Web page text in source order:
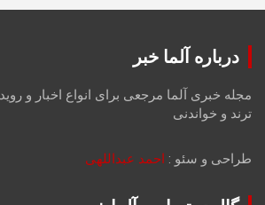
درباره آلما خبر
مجله خبری آلما مرجعی برای انواع اخبار و
ترند و خواندنی
طراحی و سئو : احمد عبداللهی